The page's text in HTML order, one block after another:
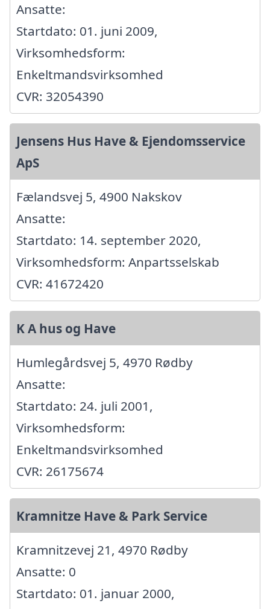
Ansatte:
Startdato: 01. juni 2009,
Virksomhedsform:
Enkeltmandsvirksomhed
CVR: 32054390
Jensens Hus Have & Ejendomsservice
ApS
Fælandsvej 5, 4900 Nakskov
Ansatte:
Startdato: 14. september 2020,
Virksomhedsform: Anpartsselskab
CVR: 41672420
K A hus og Have
Humlegårdsvej 5, 4970 Rødby
Ansatte:
Startdato: 24. juli 2001,
Virksomhedsform:
Enkeltmandsvirksomhed
CVR: 26175674
Kramnitze Have & Park Service
Kramnitzevej 21, 4970 Rødby
Ansatte: 0
Startdato: 01. januar 2000,